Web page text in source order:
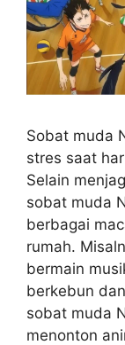
Sobat muda
stres saat
Selain
sobat muda
berbagai
rumah.
bermain
berkebun
sobat muda
menonton